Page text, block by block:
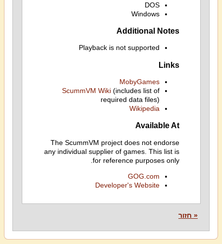
DOS
Windows
Additional Notes
Playback is not supported
Links
MobyGames
ScummVM Wiki(includes list of
required data files)
Wikipedia
Available At
The ScummVM project does not endorse
any individual supplier of games. This list is
for reference purposes only.
GOG.com
Developer's Website
« חזור